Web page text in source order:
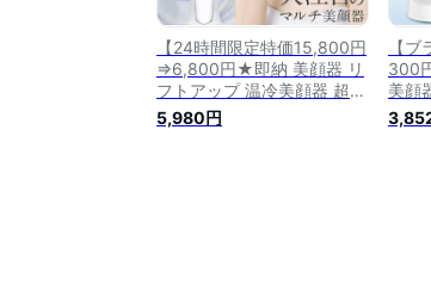
【24時間限定特価15,800円
⇒6,800円★即納 美顔器 リ
フトアップ 温冷美顔器 超音
波美顔器 多機能 毛穴ケア
イオン導入 イオン導出微電
5,980円
【
300
美顔
音波
質